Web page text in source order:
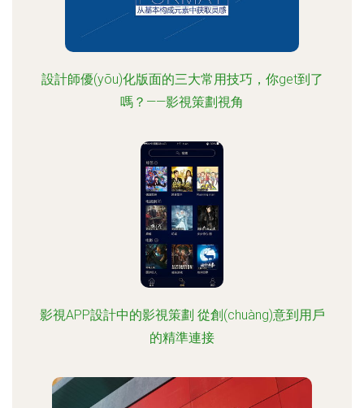
設計師優(yōu)化版面的三大常用技巧，你get到了
嗎？——影視策劃視角
影視APP設計中的影視策劃 從創(chuàng)意到用戶
的精準連接